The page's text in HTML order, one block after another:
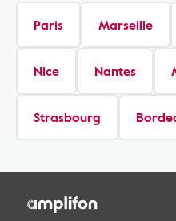
Paris Marseille
Nice Nantes
Strasbourg